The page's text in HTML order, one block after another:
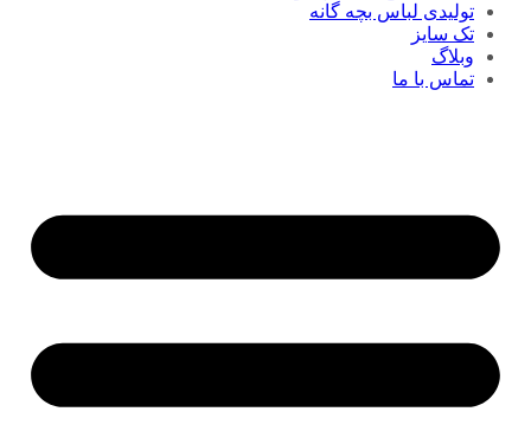
تولیدی لباس بچه گانه
تک سایز
وبلاگ
تماس با ما